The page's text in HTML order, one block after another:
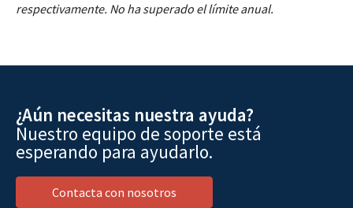
respectivamente. No ha superado el límite anual.
¿Aún necesitas nuestra ayuda?
Nuestro equipo de soporte está
esperando para ayudarlo.
Contacta con nosotros